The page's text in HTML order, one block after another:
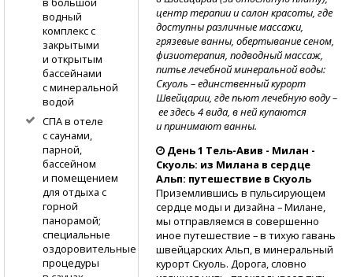
центр терапии и салон красоты, где
доступны различные массажи,
грязевые ванны, обертывание сеном,
физиотерапия, подводный массаж,
питье лечебной минеральной воды:
Скуоль – единственный курорт
Швейцарии, где пьют лечебную воду –
ее здесь 4 вида, в ней купаются
и принимают ванны.
День1 Тель-Авив - Милан -
Скуоль: из Милана в сердце
Альп: путешествие в Скуоль
Приземлившись в пульсирующем
сердце моды и дизайна – Милане,
мы отправляемся в совершенно
иное путешествие – в тихую гавань
швейцарских Альп, в минеральный
курорт Скуоль. Дорога, словно
водный
комплекс с
закрытыми
и открытым
бассейнами
с минеральной
водой
СПА в отеле
с саунами,
парной,
бассейном
и помещением
для отдыха с
горной
панорамой;
специальные
оздоровительные
процедуры